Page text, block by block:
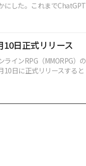
にした。これまでChatGPT
日正式リリース
インRPG（MMORPG）の
日に正式リリースすると